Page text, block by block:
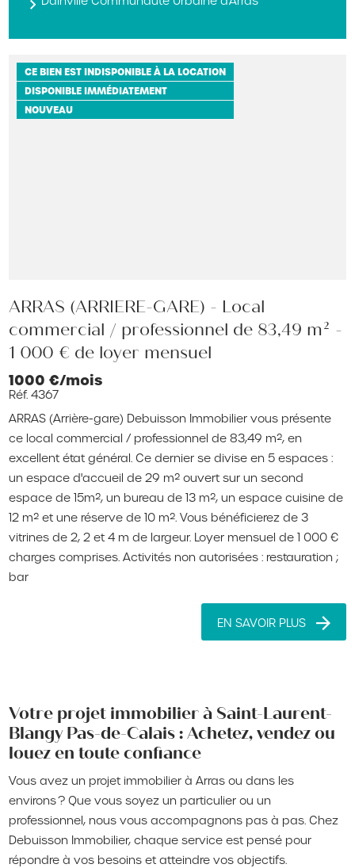
CE BIEN EST INDISPONIBLE À LA LOCATION
DISPONIBLE IMMÉDIATEMENT
NOUVEAU
ARRAS (ARRIERE-GARE) - Local
commercial / professionnel de 83,49 m² -
1 000 € de loyer mensuel
1000 €/mois
Réf. 4367
ARRAS (Arrière-gare) Debuisson Immobilier vous présente
ce local commercial / professionnel de 83,49 m², en
excellent état général. Ce dernier se divise en 5 espaces :
un espace d'accueil de 29 m² ouvert sur un second
espace de 15m², un bureau de 13 m², un espace cuisine de
12 m² et une réserve de 10 m². Vous bénéficierez de 3
vitrines de 2, 2 et 4 m de largeur. Loyer mensuel de 1 000 €
charges comprises. Activités non autorisées : restauration ;
bar
EN SAVOIR PLUS
Votre projet immobilier à Saint-Laurent-
Blangy Pas-de-Calais : Achetez, vendez ou
louez en toute confiance
Vous avez un projet immobilier à Arras ou dans les
environs ? Que vous soyez un particulier ou un
professionnel, nous vous accompagnons pas à pas. Chez
Debuisson Immobilier, chaque service est pensé pour
répondre à vos besoins et atteindre vos objectifs.